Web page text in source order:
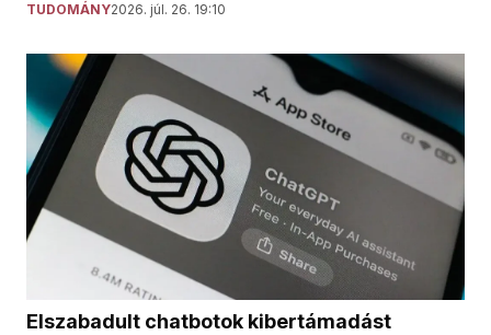
TUDOMÁNY2026. júl. 26. 19:10
Elszabadult chatbotok kibertámadást